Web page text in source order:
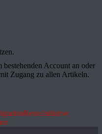
Account an oder
Zugang zu allen Artikeln.
RenteInitiative